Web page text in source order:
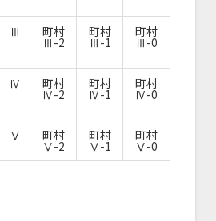
Ⅲ 町村
Ⅲ-2
町村
Ⅲ-1
町村
Ⅲ-0
Ⅳ 町村
Ⅳ-2
町村
Ⅳ-1
町村
Ⅳ-0
Ⅴ 町村
Ⅴ-2
町村
Ⅴ-1
町村
Ⅴ-0